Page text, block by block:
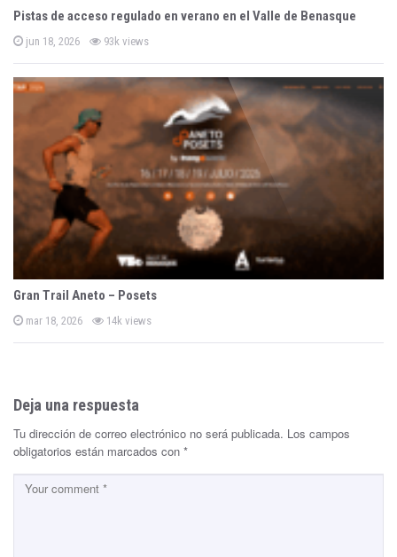
Pistas de acceso regulado en verano en el Valle de Benasque
P
o
s
t
e
jun 18, 2026 93k views
Gran Trail Aneto – Posets
P
s
n
mar 18, 2026 14k views
Deja una respuesta
Tu dirección de correo electrónico no será publicada. Los campos
obligatorios están marcados con *